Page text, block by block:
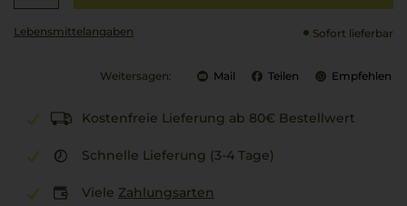
Lebensmittel­angaben Sofort lieferbar
Weitersagen: Mail Teilen Empfehlen
Kostenfreie Lieferung ab 80€ Bestellwert
Schnelle Lieferung (3-4 Tage)
Viele Zahlungsarten